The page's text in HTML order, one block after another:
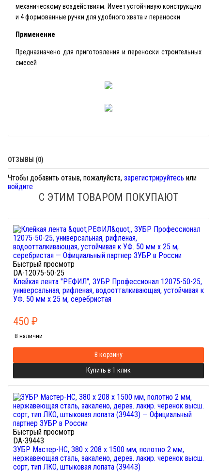
механическому воздействиям. Имеет устойчивую конструкцию
и 4 формованные ручки для удобного хвата и переноски
Применение
Предназначено для приготовления и переноски строительных
смесей
ОТЗЫВЫ (0)
Чтобы добавить отзыв, пожалуйста, зарегистрируйтесь или
войдите
С ЭТИМ ТОВАРОМ ПОКУПАЮТ
Быстрый просмотр
DA-12075-50-25
Клейкая лента "РЕФИЛ", ЗУБР Профессионал 12075-50-25,
универсальная, рифленая, водоотталкивающая, устойчивая к
УФ. 50 мм х 25 м, серебристая
450 ₽
В наличии
В корзину
Купить в 1 клик
Быстрый просмотр
DA-39443
ЗУБР Мастер-НС, 380 х 208 х 1500 мм, полотно 2 мм,
нержавеющая сталь, закалено, дерев. лакир. черенок высш.
сорт, тип ЛКО, штыковая лопата (39443)